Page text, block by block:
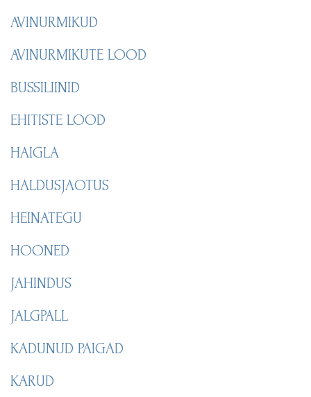
AVINURMIKUD
AVINURMIKUTE LOOD
BUSSILIINID
EHITISTE LOOD
HAIGLA
HALDUSJAOTUS
HEINATEGU
HOONED
JAHINDUS
JALGPALL
KADUNUD PAIGAD
KARUD